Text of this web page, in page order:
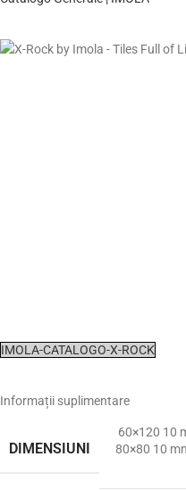
IMOLA-CATALOGO-X-ROCK
Informații suplimentare
DIMENSIUNI
60×120 10
80×80 10